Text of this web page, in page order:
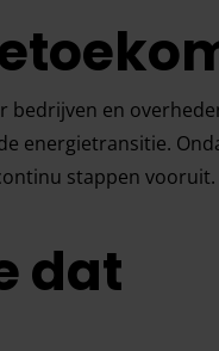
en
energietransitie.
stappen vooruit.
dat